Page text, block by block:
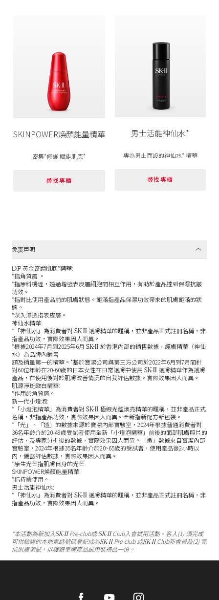
SKINPOWER煥顏能量精華
密集*修護 賦能肌底*
尋找專櫃
男士活能神仙水*
專為男士而設的神仙水* 精華
尋找專櫃
免责声明
LXP 黃金奇蹟肌底*精華:
*指角質層 。
*指原料機理，透過增強表皮層細胞間相互作用，有助於產品達到保濕抗皺
功效。
*指對比使用產品前的肌膚狀態。飽滿指產品保濕功效帶來的肌膚飽滿的狀
態。
*深入滲透指表皮層。
神仙水精華:
*「神仙水」為消費者對SK-II 護膚精華的暱稱，並非產品正式註冊名稱，非
指產品功效，實際效果因人而異。
*根據2024年7月到2025年6月 SK-II於香港內部的銷售數據，護膚精華（神仙
水）為品牌內銷售
額及銷量第一的精華。*基於寶潔公司與第三方公司於2022年6月到7月間針
對60位年齡在20-60歲的日本女性在日常護膚中使用 SK-II 護膚精華作為護膚
產品，在使用後對於肌膚改善情況的自我評估數據。實際效果因人而異。
肌源淨斑緻白精華:
*作用於角質層。
新一代小燈泡:
*「小燈泡精華」為消費者對SK-II極緻光蘊煥亮精華的暱稱，並非產品正式
名稱，非指產品功效，實際效果因人而異。全新指新配方新包裝。
*「光」、「透」的數據來源於寶潔內部實驗室，2024年根據普通消費者對
36名年齡介於20-49歲受試者使用全新「小燈泡精華」前後的面部肌膚照片的
評估，及專家分析後的數據，實際效果因人而異。「嫩」數據來自寶潔內部
實驗室，2024年根據35名年齡介於20~65歲的受試者，使用產品後2小時以
內，儀器評估數據，實際效果因人而異。
*原生光芒指肌膚自身的光芒
SKINPOWER煥顏能量精華:
*指持續使用。
男士活能神仙水:
*「神仙水」為消費者對SK-II 護膚精華的暱稱，並非產品正式註冊名稱，非
指產品功效，實際效果因人而異。
*本活動為新加入SK-IIPre-club或SK-IIClub入會試用活動。客人(1) 須完成
可供驗證的本地電話號碼登記成為SK-IIPre-club 或SK-IIClub新會員及(2) 完
成肌膚測試，以獲贈皇牌產品試用裝禮品一份。
FacebookYoutube Instagram